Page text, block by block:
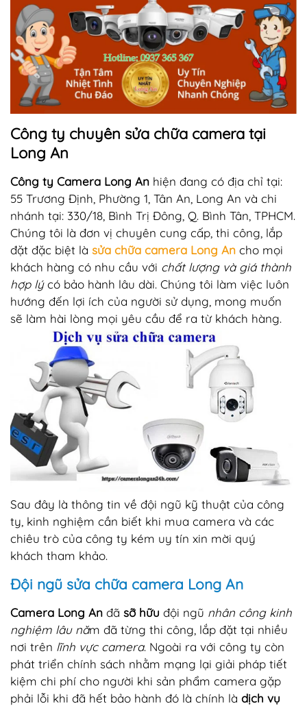
Công ty chuyên sửa chữa camera tại
Long An
Công ty Camera Long An hiện đang có địa chỉ tại:
55 Trương Định, Phường 1, Tân An, Long An và chi
nhánh tại: 330/18, Bình Trị Đông, Q. Bình Tân, TPHCM.
Chúng tôi là đơn vị chuyên cung cấp, thi công, lắp
đặt đặc biệt là sửa chữa camera Long An cho mọi
khách hàng có nhu cầu với chất lượng và giá thành
hợp lýcó bảo hành lâu dài. Chúng tôi làm việc luôn
hướng đến lợi ích của người sử dụng, mong muốn
sẽ làm hài lòng mọi yêu cầu để ra từ khách hàng.
Sau đây là thông tin về đội ngũ kỹ thuật của công
ty, kinh nghiệm cần biết khi mua camera và các
chiêu trò của công ty kém uy tín xin mời quý
khách tham khảo.
Đội ngũ sửa chữa camera Long An
Camera Long An đã sỡ hữu đội ngũ nhân công kinh
nghiệm lâu năm đã từng thi công, lắp đặt tại nhiều
nơi trên lĩnh vực camera. Ngoài ra với công ty còn
phát triển chính sách nhằm mạng lại giải pháp tiết
kiệm chi phí cho người khi sản phẩm camera gặp
phải lỗi khi đã hết bảo hành đó là chính là dịch vụ